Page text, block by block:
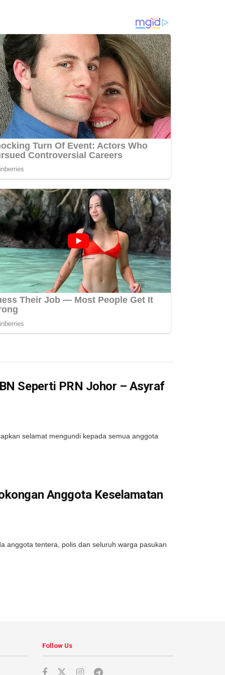
Seperti PRN Johor – Asyraf
selamat mengundi kepada semua anggota
Anggota Keselamatan
anggota tentera, polis dan seluruh warga pasukan
Follow Us